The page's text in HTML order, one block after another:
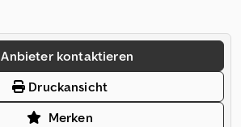
Anbieter kontaktieren
Druckansicht
Merken